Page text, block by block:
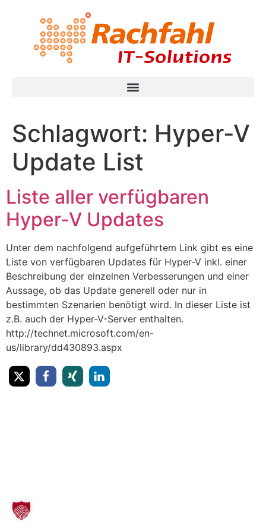
Schlagwort: Hyper-V
Update List
Liste aller verfügbaren
Hyper-V Updates
Unter dem nachfolgend aufgeführtem Link gibt es eine
Liste von verfügbaren Updates für Hyper-V inkl. einer
Beschreibung der einzelnen Verbesserungen und einer
Aussage, ob das Update generell oder nur in
bestimmten Szenarien benötigt wird. In dieser Liste ist
z.B. auch der Hyper-V-Server enthalten.
http://technet.microsoft.com/en-
us/library/dd430893.aspx